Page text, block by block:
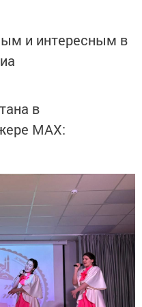
и интересным в
в
MАХ: